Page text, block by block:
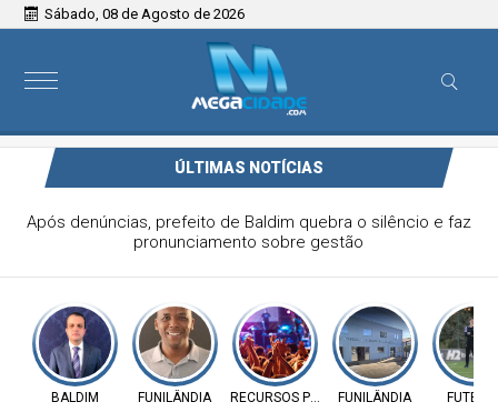
Sábado, 08 de Agosto de 2026
ÚLTIMAS NOTÍCIAS
Vereador Elói Mendes critica falta de investimentos na
Saúde de Funilândia e cobra ação da Prefeitura
BALDIM FUNILÂNDIA RECURSOS PÚBLICOSFUNILÂNDIA